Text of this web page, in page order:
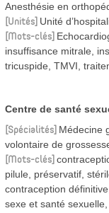
Anesthésie en
Unités Unité
Mots-clés
insuffisance mitrale,
tricuspide, TMVI,
Centre de santé
Spécialités Médecine
volontaire de
Mots-clés
pilule, préservatif,
contraception
sexe et santé